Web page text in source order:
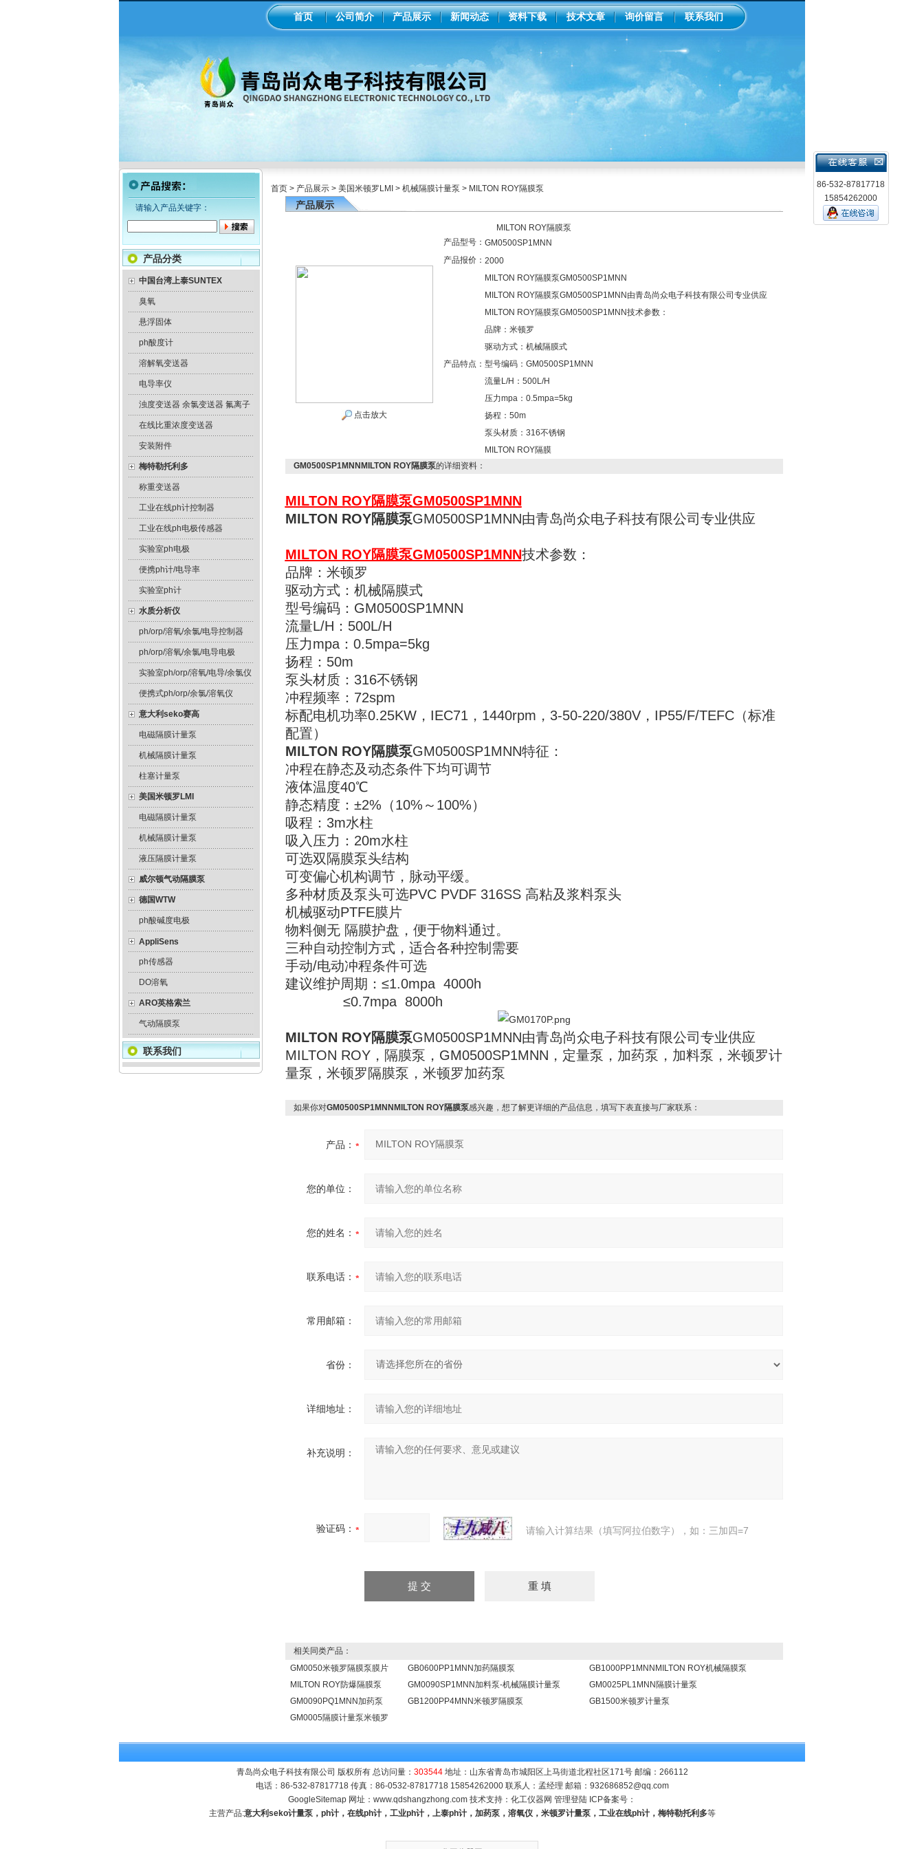
首页 公司简介 产品展示 新闻动态 资料下载 技术文章 询价留言 联系我们
请输入产品关键字：
产品分类
中国台湾上泰SUNTEX
臭氧
悬浮固体
ph酸度计
溶解氧变送器
电导率仪
浊度变送器 余氯变送器 氟离子
在线比重浓度变送器
安装附件
梅特勒托利多
称重变送器
工业在线ph计控制器
工业在线ph电极传感器
实验室ph电极
便携ph计/电导率
实验室ph计
水质分析仪
ph/orp/溶氧/余氯/电导控制器
ph/orp/溶氧/余氯/电导电极
实验室ph/orp/溶氧/电导/余氯仪
便携式ph/orp/余氯/溶氧仪
意大利seko赛高
电磁隔膜计量泵
机械隔膜计量泵
柱塞计量泵
美国米顿罗LMI
电磁隔膜计量泵
机械隔膜计量泵
液压隔膜计量泵
威尔顿气动隔膜泵
德国WTW
ph酸碱度电极
AppliSens
ph传感器
DO溶氧
ARO英格索兰
气动隔膜泵
联系我们
首页 > 产品展示 > 美国米顿罗LMI > 机械隔膜计量泵 > MILTON ROY隔膜泵
产品展示
MILTON ROY隔膜泵
点击放大
产品型号： GM0500SP1MNN
产品报价： 2000
产品特点：
MILTON ROY隔膜泵GM0500SP1MNN
MILTON ROY隔膜泵GM0500SP1MNN由青岛尚众电子科技有限公司专业供应
MILTON ROY隔膜泵GM0500SP1MNN技术参数：
品牌：米顿罗
驱动方式：机械隔膜式
型号编码：GM0500SP1MNN
流量L/H：500L/H
压力mpa：0.5mpa=5kg
扬程：50m
泵头材质：316不锈钢
MILTON ROY隔膜
GM0500SP1MNNMILTON ROY隔膜泵的详细资料：
MILTON ROY隔膜泵GM0500SP1MNN
MILTON ROY隔膜泵GM0500SP1MNN由青岛尚众电子科技有限公司专业供应
MILTON ROY隔膜泵GM0500SP1MNN技术参数：
品牌：米顿罗
驱动方式：机械隔膜式
型号编码：GM0500SP1MNN
流量L/H：500L/H
压力mpa：0.5mpa=5kg
扬程：50m
泵头材质：316不锈钢
冲程频率：72spm
标配电机功率0.25KW，IEC71，1440rpm，3-50-220/380V，IP55/F/TEFC（标准
配置）
MILTON ROY隔膜泵GM0500SP1MNN特征：
冲程在静态及动态条件下均可调节
液体温度40℃
静态精度：±2%（10%～100%）
吸程：3m水柱
吸入压力：20m水柱
可选双隔膜泵头结构
可变偏心机构调节，脉动平缓。
多种材质及泵头可选PVC PVDF 316SS 高粘及浆料泵头
机械驱动PTFE膜片
物料侧无 隔膜护盘，便于物料通过。
三种自动控制方式，适合各种控制需要
手动/电动冲程条件可选
建议维护周期：≤1.0mpa 4000h
≤0.7mpa 8000h
MILTON ROY隔膜泵GM0500SP1MNN由青岛尚众电子科技有限公司专业供应
MILTON ROY，隔膜泵，GM0500SP1MNN，定量泵，加药泵，加料泵，米顿罗计
量泵，米顿罗隔膜泵，米顿罗加药泵
如果你对GM0500SP1MNNMILTON ROY隔膜泵感兴趣，想了解更详细的产品信息，填写下表直接与厂家联系：
产品：
您的单位：
您的姓名：
联系电话：
常用邮箱：
省份：
详细地址：
补充说明：
验证码： 请输入计算结果（填写阿拉伯数字），如：三加四=7
相关同类产品：
GM0050米顿罗隔膜泵膜片
GB0600PP1MNN加药隔膜泵
GB1000PP1MNNMILTON ROY机械隔膜泵
MILTON ROY防爆隔膜泵
GM0090SP1MNN加料泵-机械隔膜计量泵
GM0025PL1MNN隔膜计量泵
GM0090PQ1MNN加药泵
GB1200PP4MNN米顿罗隔膜泵
GB1500米顿罗计量泵
GM0005隔膜计量泵米顿罗
青岛尚众电子科技有限公司 版权所有 总访问量： 303544地址：山东省青岛市城阳区上马街道北程社区171号 邮编：266112
电话：86-532-87817718 传真：86-0532-87817718 15854262000 联系人：孟经理 邮箱： 932686852@qq.com
GoogleSitemap 网址： www.qdshangzhong.com 技术支持： 化工仪器网 管理登陆 ICP备案号：
主营产品:意大利seko计量泵，ph计，在线ph计，工业ph计，上泰ph计，加药泵，溶氧仪，米顿罗计量泵，工业在线ph计，梅特勒托利多等
86-532-87817718
15854262000